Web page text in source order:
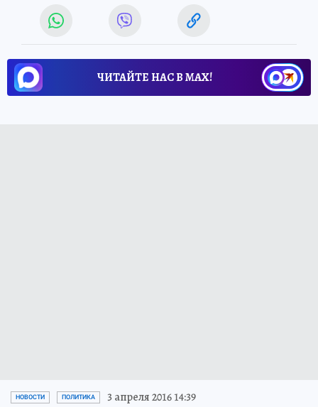
ЧИТАЙТЕ НАС В МАХ!
НОВОСТИ ПОЛИТИКА 3 апреля 2016 14:39